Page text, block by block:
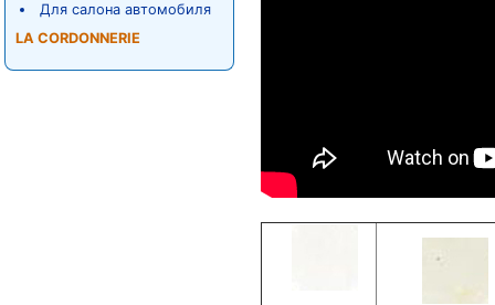
Для салона автомобиля
LA CORDONNERIE